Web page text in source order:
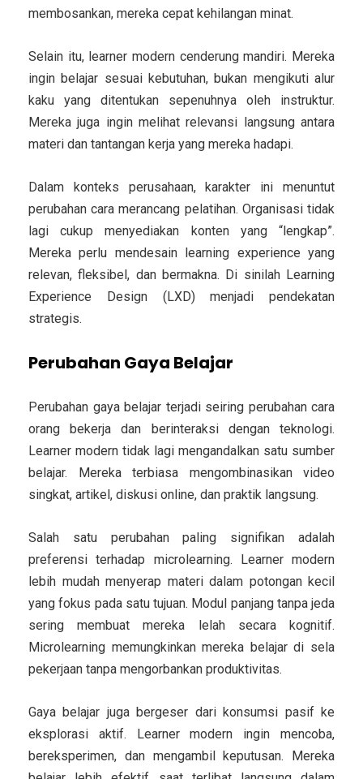
membosankan, mereka cepat kehilangan minat.
Selain itu, learner modern cenderung mandiri. Mereka
ingin belajar sesuai kebutuhan, bukan mengikuti alur
kaku yang ditentukan sepenuhnya oleh instruktur.
Mereka juga ingin melihat relevansi langsung antara
materi dan tantangan kerja yang mereka hadapi.
Dalam konteks perusahaan, karakter ini menuntut
perubahan cara merancang pelatihan. Organisasi tidak
lagi cukup menyediakan konten yang “lengkap”.
Mereka perlu mendesain learning experience yang
relevan, fleksibel, dan bermakna. Di sinilah Learning
Experience Design (LXD) menjadi pendekatan
strategis.
Perubahan Gaya Belajar
Perubahan gaya belajar terjadi seiring perubahan cara
orang bekerja dan berinteraksi dengan teknologi.
Learner modern tidak lagi mengandalkan satu sumber
belajar. Mereka terbiasa mengombinasikan video
singkat, artikel, diskusi online, dan praktik langsung.
Salah satu perubahan paling signifikan adalah
preferensi terhadap microlearning. Learner modern
lebih mudah menyerap materi dalam potongan kecil
yang fokus pada satu tujuan. Modul panjang tanpa jeda
sering membuat mereka lelah secara kognitif.
Microlearning memungkinkan mereka belajar di sela
pekerjaan tanpa mengorbankan produktivitas.
Gaya belajar juga bergeser dari konsumsi pasif ke
eksplorasi aktif. Learner modern ingin mencoba,
bereksperimen, dan mengambil keputusan. Mereka